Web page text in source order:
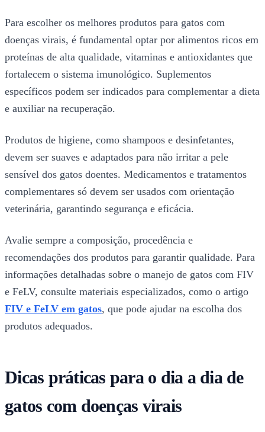
Para escolher os melhores produtos para gatos com
doenças virais, é fundamental optar por alimentos ricos em
proteínas de alta qualidade, vitaminas e antioxidantes que
fortalecem o sistema imunológico. Suplementos
específicos podem ser indicados para complementar a dieta
e auxiliar na recuperação.
Produtos de higiene, como shampoos e desinfetantes,
devem ser suaves e adaptados para não irritar a pele
sensível dos gatos doentes. Medicamentos e tratamentos
complementares só devem ser usados com orientação
veterinária, garantindo segurança e eficácia.
Avalie sempre a composição, procedência e
recomendações dos produtos para garantir qualidade. Para
informações detalhadas sobre o manejo de gatos com FIV
e FeLV, consulte materiais especializados, como o artigo
FIV e FeLV em gatos, que pode ajudar na escolha dos
produtos adequados.
Dicas práticas para o dia a dia de
gatos com doenças virais